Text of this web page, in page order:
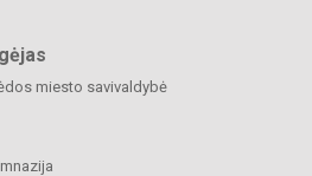
miesto savivaldybė